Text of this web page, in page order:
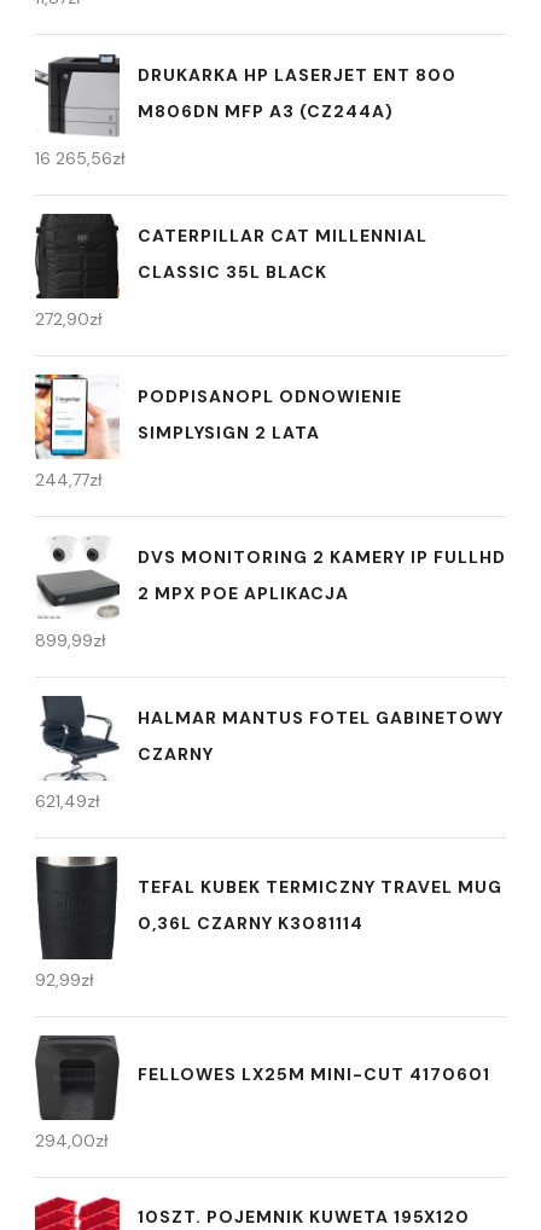
DRUKARKA HP LASERJET ENT 800
M806DN MFP A3 (CZ244A)
16 265,56zł
CATERPILLAR CAT MILLENNIAL
CLASSIC 35L BLACK
272,90zł
PODPISANOPL ODNOWIENIE
SIMPLYSIGN 2 LATA
244,77zł
DVS MONITORING 2 KAMERY IP FULLHD
2 MPX POE APLIKACJA
899,99zł
HALMAR MANTUS FOTEL GABINETOWY
CZARNY
621,49zł
TEFAL KUBEK TERMICZNY TRAVEL MUG
0,36L CZARNY K3081114
92,99zł
FELLOWES LX25M MINI-CUT 4170601
294,00zł
10SZT. POJEMNIK KUWETA 195X120